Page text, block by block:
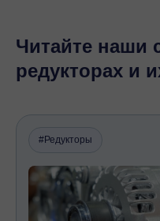
Читайте наши
редукторах и
#Редукторы